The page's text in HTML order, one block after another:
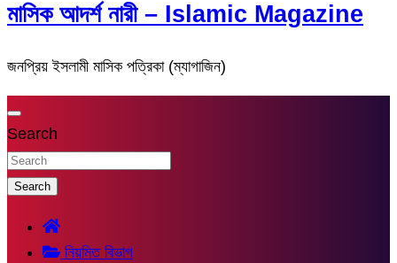
মাসিক আদর্শ নারী – Islamic Magazine
জনপ্রিয় ইসলামী মাসিক পত্রিকা (ম্যাগাজিন)
Search
Search
নিয়মিত বিভাগ